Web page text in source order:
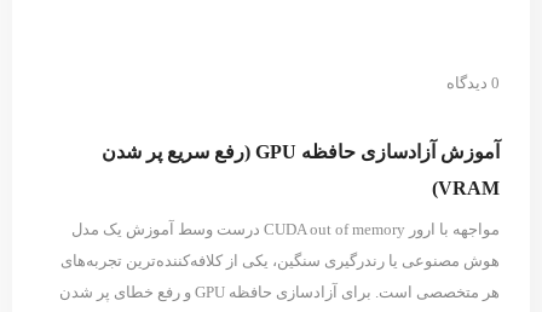
0 دیدگاه
آموزش آزادسازی حافظه GPU (رفع سریع پر شدن
VRAM)
مواجهه با ارور CUDA out of memory درست وسط آموزش یک مدل
هوش مصنوعی یا رندرگیری سنگین، یکی از کلافه‌کننده‌ترین تجربه‌های
هر متخصصی است. برای آزادسازی حافظه GPU و رفع خطای پر شدن